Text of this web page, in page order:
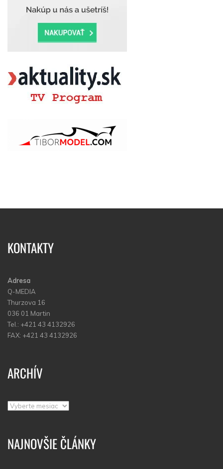
KONTAKTY
Adresa
Q-MEDIA
Thurzova 16
036 01 Martin
Tel.: +421 43 4132926
FAX: +421 43 4132926
ARCHÍV
Archív
NAJNOVŠIE ČLÁNKY